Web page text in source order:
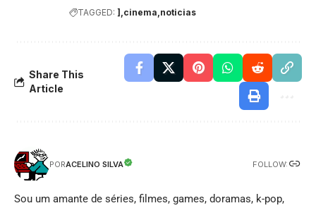
TAGGED: ] cinema noticias
Share This
Article
PORACELINO SILVA FOLLOW:
Sou um amante de séries, filmes, games, doramas, k-pop,